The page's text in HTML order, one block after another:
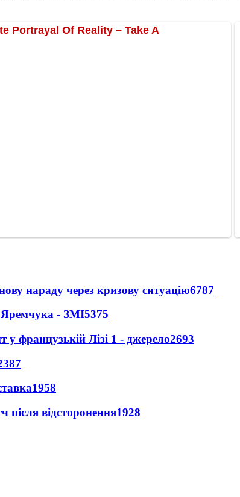
нараду через кризову ситуацію6787
Яремчука - ЗМІ5375
французькій Лізі 1 - джерело2693
1958
відсторонення1928